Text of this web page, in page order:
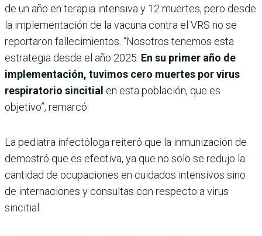
de un año en terapia intensiva y 12 muertes, pero desde
la implementación de la vacuna contra el VRS no se
reportaron fallecimientos. “Nosotros tenemos esta
estrategia desde el año 2025. En su primer año de
implementación, tuvimos cero muertes por virus
respiratorio sincitial en esta población, que es
objetivo”, remarcó.
La pediatra infectóloga reiteró que la inmunización de
demostró que es efectiva, ya que no solo se redujo la
cantidad de ocupaciones en cuidados intensivos sino
de internaciones y consultas con respecto a virus
sincitial.